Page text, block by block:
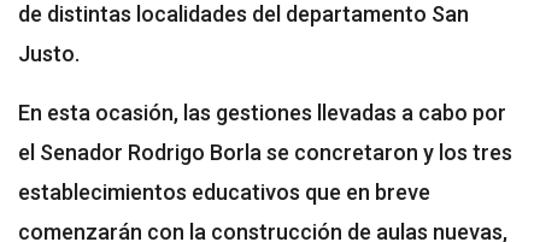
de distintas localidades del departamento San
Justo.
En esta ocasión, las gestiones llevadas a cabo por
el Senador Rodrigo Borla se concretaron y los tres
establecimientos educativos que en breve
comenzarán con la construcción de aulas nuevas,